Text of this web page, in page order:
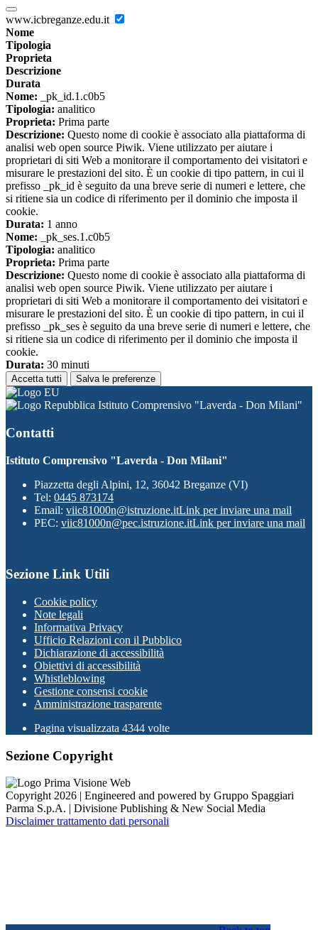
www.icbreganze.edu.it
Nome
Tipologia
Proprieta
Descrizione
Durata
Nome: _pk_id.1.c0b5
Tipologia: analitico
Proprieta: Prima parte
Descrizione: Questo nome di cookie è associato alla piattaforma di
analisi web open source Piwik. Viene utilizzato per aiutare i
proprietari di siti Web a monitorare il comportamento dei visitatori e
misurare le prestazioni del sito. È un cookie di tipo pattern, in cui il
prefisso _pk_id è seguito da una breve serie di numeri e lettere, che
si ritiene sia un codice di riferimento per il dominio che imposta il
cookie.
Durata: 1 anno
Nome: _pk_ses.1.c0b5
Tipologia: analitico
Proprieta: Prima parte
Descrizione: Questo nome di cookie è associato alla piattaforma di
analisi web open source Piwik. Viene utilizzato per aiutare i
proprietari di siti Web a monitorare il comportamento dei visitatori e
misurare le prestazioni del sito. È un cookie di tipo pattern, in cui il
prefisso _pk_ses è seguito da una breve serie di numeri e lettere, che
si ritiene sia un codice di riferimento per il dominio che imposta il
cookie.
Durata: 30 minuti
Accetta tutti Salva le preferenze
Istituto Comprensivo "Laverda - Don Milani"
Contatti
Istituto Comprensivo "Laverda - Don Milani"
Piazzetta degli Alpini, 12, 36042 Breganze (VI)
Tel: 0445 873174
Email: viic81000n@istruzione.itLink per inviare una mail
PEC: viic81000n@pec.istruzione.itLink per inviare una mail
Sezione Link Utili
Cookie policy
Note legali
Informativa Privacy
Ufficio Relazioni con il Pubblico
Dichiarazione di accessibilità
Obiettivi di accessibilità
Whistleblowing
Gestione consensi cookie
Amministrazione trasparente
Pagina visualizzata 4344 volte
Sezione Copyright
Copyright 2026 | Engineered and powered by Gruppo Spaggiari
Parma S.p.A. | Divisione Publishing & New Social Media
Disclaimer trattamento dati personali